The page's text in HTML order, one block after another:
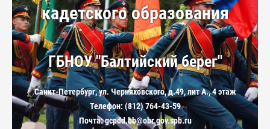
кадетского образования
ГБНОУ "Балтийский берег"
Санкт-Петербург, ул. Черняховского, д.49, лит А., 4 этаж
Телефон: (812) 764-43-59
Почта: gcpdd.bb@obr.gov.spb.ru